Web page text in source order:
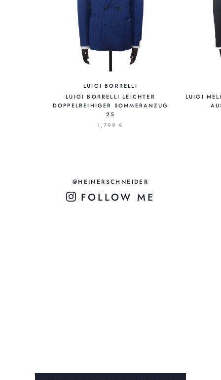
LUIGI BORRELLI
LUIGI BORRELLI LEICHTER
DOPPELREIHIGER SOMMERANZUG
25
1,799 €
LUIGI
@HEINERSCHNEIDER
FOLLOW ME